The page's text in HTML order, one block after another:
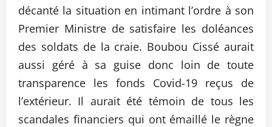
décanté la situation en intimant l’ordre à son
Premier Ministre de satisfaire les doléances
des soldats de la craie. Boubou Cissé aurait
aussi géré à sa guise donc loin de toute
transparence les fonds Covid-19 reçus de
l’extérieur. Il aurait été témoin de tous les
scandales financiers qui ont émaillé le règne